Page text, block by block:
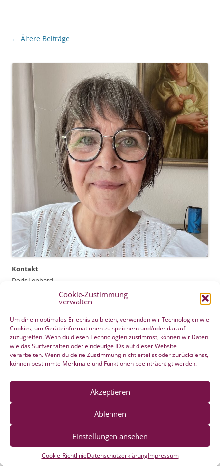
Cookie-Zustimmung
verwalten
Um dir ein optimales Erlebnis zu bieten, verwenden wir Technologien wie
Cookies, um Geräteinformationen zu speichern und/oder darauf
zuzugreifen. Wenn du diesen Technologien zustimmst, können wir Daten
wie das Surfverhalten oder eindeutige IDs auf dieser Website
verarbeiten. Wenn du deine Zustimmung nicht erteilst oder zurückziehst,
können bestimmte Merkmale und Funktionen beeinträchtigt werden.
Akzeptieren
Ablehnen
Einstellungen ansehen
Cookie-RichtlinieDatenschutzerklärungImpressum
Beitragsnavigation
← Ältere Beiträge
Kontakt
Doris Lenhard
Friedrich-Ebert-Straße 63 a | 53177 Bonn
Mobil: 0151 61715940
Email:
info@fachpraxis-doris-lenhard.de
Klicke auf die Fotos. Ich wünsche Dir gute Erfahrungen